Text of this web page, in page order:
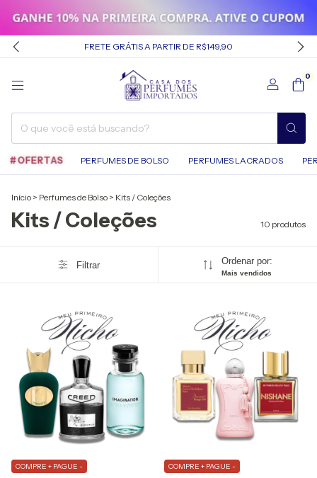
FRETE GRÁTIS A PARTIR DE R$149,90
0
#OFERTAS PERFUMES DE BOLSO PERFUMES LACRADOS
Início > Perfumes de Bolso > Kits / Coleções
Kits / Coleções 10 produtos
Filtrar Ordenar por:
Mais vendidos
COMPRE + PAGUE - COMPRE + PAGUE -